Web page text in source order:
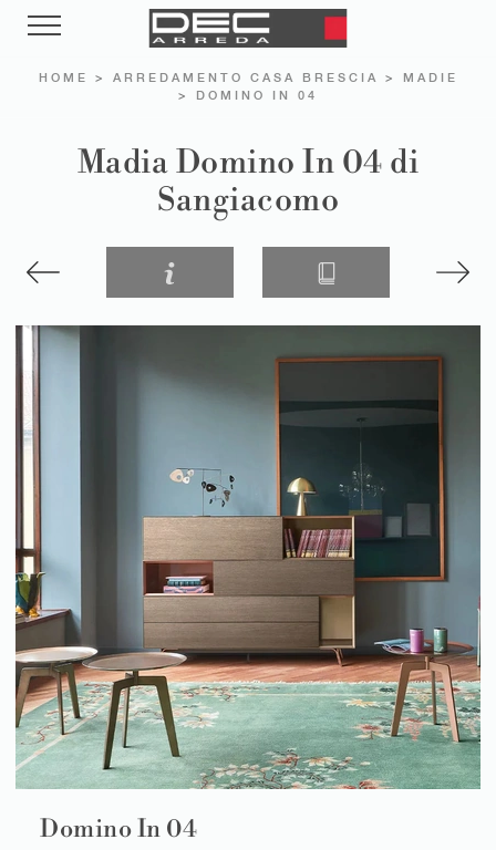
HOME > ARREDAMENTO CASA BRESCIA >
MADIE
> DOMINO IN 04
Madia Domino In 04 di
Sangiacomo
Domino In 04